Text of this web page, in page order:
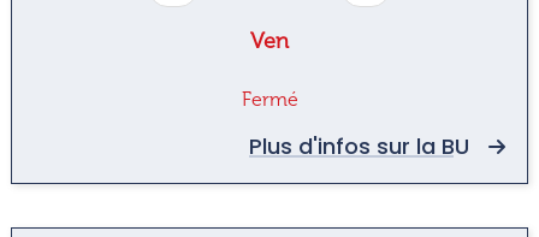
Ven
Fermé
Plus d'infos sur la BU